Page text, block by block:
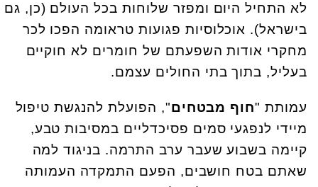
לא התחיל היום ומפזר שלוחות בכל העולם (כן, גם
בישראל). אוכלוסיות פגועות טראומה הפכו לכר
מחקרי אודות השפעתם של חומרים לא חוקיים
בעליל, בתוך בתי החולים עצמם.
עמותת "חוף מבטחים", הפועלת להנגשת טיפול
מיידי לנפגעי סמים פסיכדליים במסיבות טבע,
קיימה בשבוע שעבר ערב התרמה. בניגוד למה
שאתם בטח חושבים, הפעם התמקדה העמותה